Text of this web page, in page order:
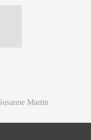
Martin